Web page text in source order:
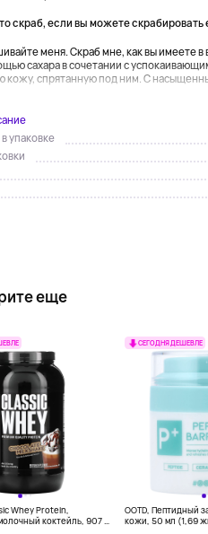
скраб, если вы можете скрабировать
меня. Скраб мне, как вы имеете в
сахара в сочетании с
кожу, спрятанную под ним. С
упаковке
еще
Whey Protein,
коктейль, 907 г
СЕГОДНЯ ДЕШЕВЛЕ
OOTD, Пептидный
кожи, 50 мл (1,69